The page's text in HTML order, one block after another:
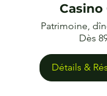
Casino
Patrimoine,
Dès
Détails &